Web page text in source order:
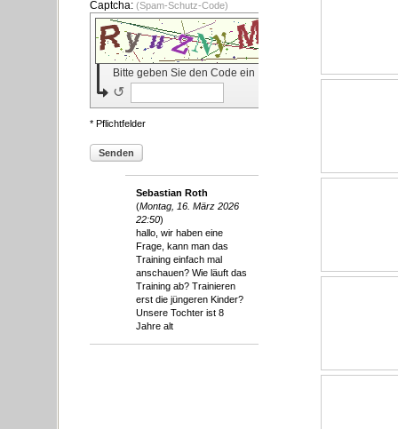
Captcha: (Spam-Schutz-Code)
Bitte geben Sie den Code ein
↺
* Pflichtfelder
Senden
Sebastian Roth
(Montag, 16. März 2026
22:50)
hallo, wir haben eine
Frage, kann man das
Training einfach mal
anschauen? Wie läuft das
Training ab? Trainieren
erst die jüngeren Kinder?
Unsere Tochter ist 8
Jahre alt